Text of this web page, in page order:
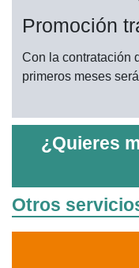
Promoción
Con la contratación
primeros meses
¿Quieres
Otros